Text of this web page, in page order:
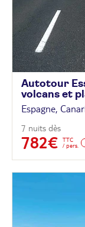
Autotour
volcans et
Espagne,
7 nuits dès
782€
TTC
/ pers.